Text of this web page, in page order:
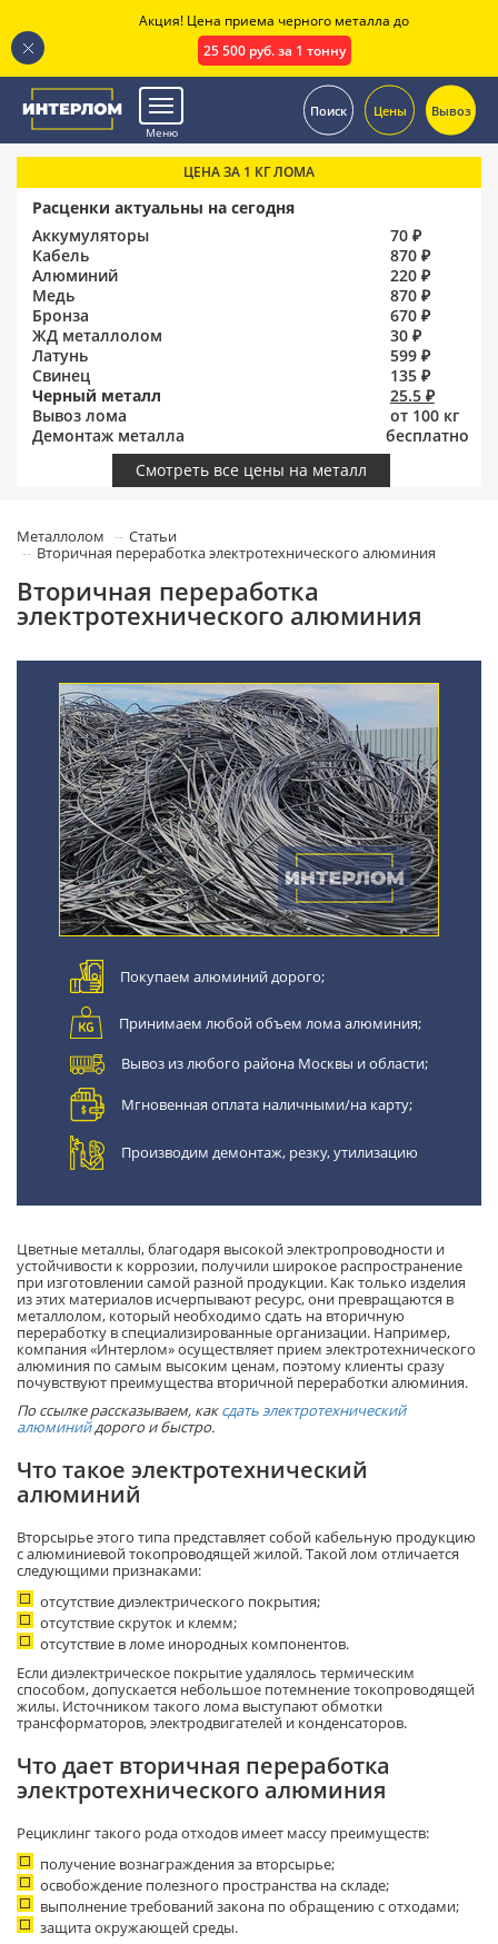
Меню
Поиск Цены Вывоз
ЦЕНА ЗА 1 КГ ЛОМА
Расценки актуальны на сегодня
Аккумуляторы
70 ₽
Кабель
870 ₽
Алюминий
220 ₽
Медь
870 ₽
Бронза
670 ₽
ЖД металлолом
30 ₽
Латунь
599 ₽
Свинец
135 ₽
Черный металл
25.5 ₽
Вывоз лома
от 100 кг
Демонтаж металла
бесплатно
Смотреть все цены на металл
Металлолом
Статьи
Вторичная переработка электротехнического алюминия
Вторичная переработка
электротехнического алюминия
Покупаем алюминий дорого;
Принимаем любой объем лома алюминия;
Вывоз из любого района Москвы и области;
Мгновенная оплата наличными/на карту;
Производим демонтаж, резку, утилизацию
Цветные металлы, благодаря высокой электропроводности и
устойчивости к коррозии, получили широкое распространение
при изготовлении самой разной продукции. Как только изделия
из этих материалов исчерпывают ресурс, они превращаются в
металлолом, который необходимо сдать на вторичную
переработку в специализированные организации. Например,
компания «Интерлом» осуществляет прием электротехнического
алюминия по самым высоким ценам, поэтому клиенты сразу
почувствуют преимущества вторичной переработки алюминия.
По ссылке рассказываем, каксдать электротехнический
алюминийдорого и быстро.
Что такое электротехнический
алюминий
Вторсырье этого типа представляет собой кабельную продукцию
с алюминиевой токопроводящей жилой. Такой лом отличается
следующими признаками:
отсутствие диэлектрического покрытия;
отсутствие скруток и клемм;
отсутствие в ломе инородных компонентов.
Если диэлектрическое покрытие удалялось термическим
способом, допускается небольшое потемнение токопроводящей
жилы. Источником такого лома выступают обмотки
трансформаторов, электродвигателей и конденсаторов.
Что дает вторичная переработка
электротехнического алюминия
Рециклинг такого рода отходов имеет массу преимуществ:
получение вознаграждения за вторсырье;
освобождение полезного пространства на складе;
выполнение требований закона по обращению с отходами;
защита окружающей среды.
Акция! Цена приема черного металла до
25 500 руб. за 1 тонну
.